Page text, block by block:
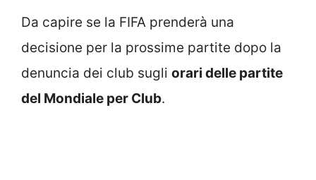
Da capire se la FIFA prenderà una
decisione per la prossime partite dopo la
denuncia dei club sugli orari delle partite
del Mondiale per Club.